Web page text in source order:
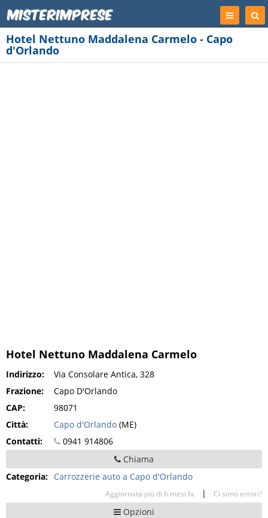
Registrati
Hotel Nettuno Maddalena Carmelo - Capo
d'Orlando
Hotel Nettuno Maddalena Carmelo
Indirizzo:
Via Consolare Antica, 328
Frazione:
Capo D'Orlando
CAP:
98071
Città:
Capo d'Orlando (ME)
Contatti:
0941 914806
Chiama
Categoria: Carrozzerie auto a Capo d'Orlando
Aggiornata più di 6 mesi fa | Ci sono errori?
Opzioni